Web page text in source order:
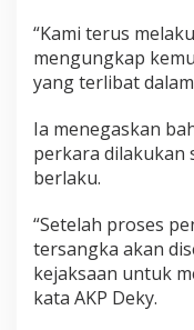
“Kami terus
mengungkap
yang terlibat
Ia menegaskan
perkara dilakukan
berlaku.
“Setelah proses
tersangka akan
kejaksaan untuk
kata AKP Deky.